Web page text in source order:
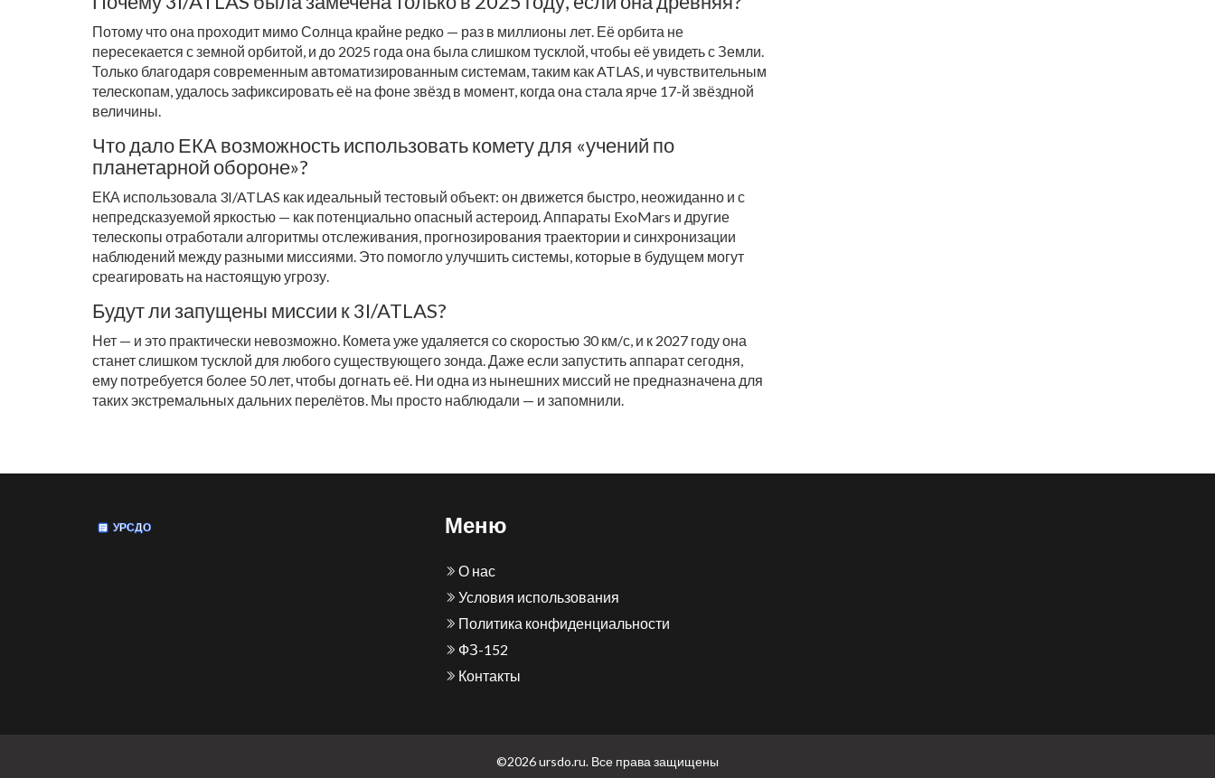
Потому что она проходит мимо Солнца крайне редко — раз в миллионы лет. Её орбита не
пересекается с земной орбитой, и до 2025 года она была слишком тусклой, чтобы её увидеть с Земли.
Только благодаря современным автоматизированным системам, таким какATLAS, и чувствительным
телескопам, удалось зафиксировать её на фоне звёзд в момент, когда она стала ярче 17-й звёздной
величины.
Что дало ЕКА возможность использовать комету для «учений по
планетарной обороне»?
ЕКА использовала 3I/ATLAS как идеальный тестовый объект: он движется быстро, неожиданно и с
непредсказуемой яркостью — как потенциально опасный астероид. Аппараты ExoMars и другие
телескопы отработали алгоритмы отслеживания, прогнозирования траектории и синхронизации
наблюдений между разными миссиями. Это помогло улучшить системы, которые в будущем могут
среагировать на настоящую угрозу.
Будут ли запущены миссии к 3I/ATLAS?
Нет — и это практически невозможно. Комета уже удаляется со скоростью 30 км/с, и к 2027 году она
станет слишком тусклой для любого существующего зонда. Даже если запустить аппарат сегодня,
ему потребуется более 50 лет, чтобы догнать её. Ни одна из нынешних миссий не предназначена для
таких экстремальных дальних перелётов. Мы просто наблюдали — и запомнили.
Меню
О нас
Условия использования
Политика конфиденциальности
ФЗ-152
Контакты
©2026 ursdo.ru. Все права защищены